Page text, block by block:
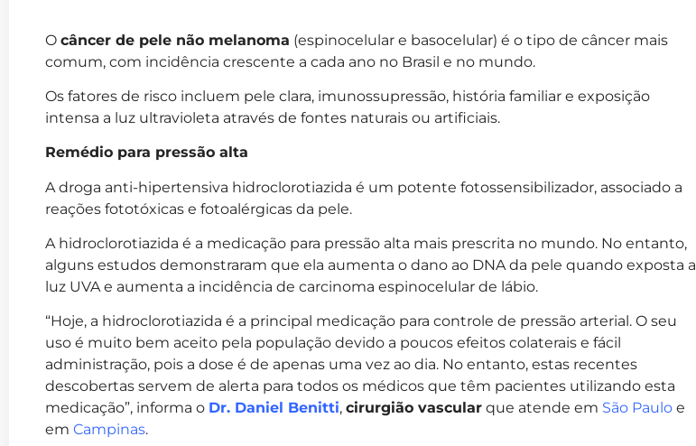
O câncer de pele não melanoma (espinocelular e basocelular) é o tipo de câncer mais
comum, com incidência crescente a cada ano no Brasil e no mundo.
Os fatores de risco incluem pele clara, imunossupressão, história familiar e exposição
intensa a luz ultravioleta através de fontes naturais ou artificiais.
Remédio para pressão alta
A droga anti-hipertensiva hidroclorotiazida é um potente fotossensibilizador, associado a
reações fototóxicas e fotoalérgicas da pele.
A hidroclorotiazida é a medicação para pressão alta mais prescrita no mundo. No entanto,
alguns estudos demonstraram que ela aumenta o dano ao DNA da pele quando exposta a
luz UVA e aumenta a incidência de carcinoma espinocelular de lábio.
“Hoje, a hidroclorotiazida é a principal medicação para controle de pressão arterial. O seu
uso é muito bem aceito pela população devido a poucos efeitos colaterais e fácil
administração, pois a dose é de apenas uma vez ao dia. No entanto, estas recentes
descobertas servem de alerta para todos os médicos que têm pacientes utilizando esta
medicação”, informa o Dr. Daniel Benitti, cirurgião vascular que atende em São Paulo e
em Campinas.